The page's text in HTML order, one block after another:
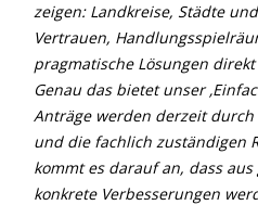
zeigen: Landkreise, Städte
Vertrauen,
pragmatische Lösungen
Genau das bietet unser
Anträge werden derzeit
und die fachlich zuständigen
kommt es darauf an, dass
konkrete Verbesserungen